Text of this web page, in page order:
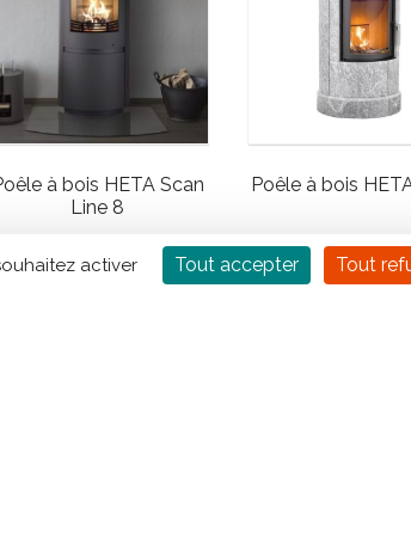
activer Tout accepter Tout
à bois HETA Scan
Line 8
Poêle à bois